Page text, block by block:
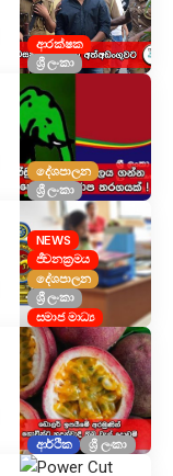
ආරක්ෂක
ශ්‍රී ලංකා
දේශපාලන
ශ්‍රී ලංකා
NEWS
ජීවනක්‍රමය
දේශපාලන
ශ්‍රී ලංකා
සමාජ මාධ්‍ය
ආර්ථික ශ්‍රී ලංකා